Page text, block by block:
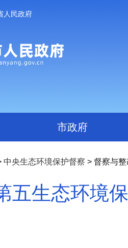
人民政府
市政府
中央生态环境保护督察 > 督察与整
五生态环境